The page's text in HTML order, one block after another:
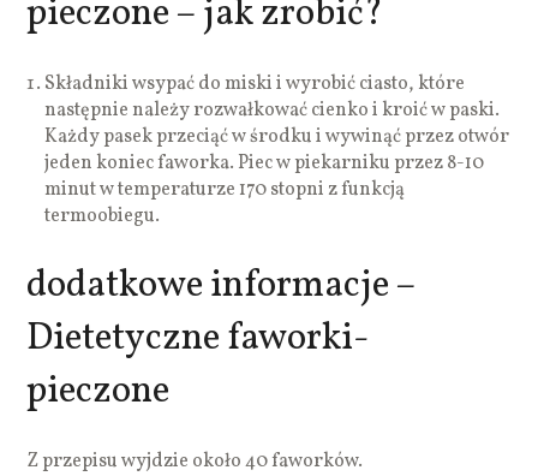
pieczone – jak zrobić?
Składniki wsypać do miski i wyrobić ciasto, które
następnie należy rozwałkować cienko i kroić w paski.
Każdy pasek przeciąć w środku i wywinąć przez otwór
jeden koniec faworka. Piec w piekarniku przez 8-10
minut w temperaturze 170 stopni z funkcją
termoobiegu.
dodatkowe informacje –
Dietetyczne faworki-
pieczone
Z przepisu wyjdzie około 40 faworków.